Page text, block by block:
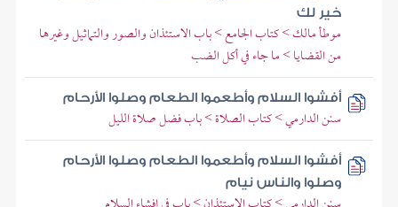
خير لك
موطأ مالك > كتاب الجامع > باب الاستئذان والصور والتماثيل وغيرها
من القضايا > ما جاء في أكل الضب
أفشوا السلام وأطعموا الطعام وصلوا الأرحام
سنن الدارمي > كتاب الصلاة > باب فضل صلاة الليل
أفشوا السلام وأطعموا الطعام وصلوا الأرحام
وصلوا والناس نيام